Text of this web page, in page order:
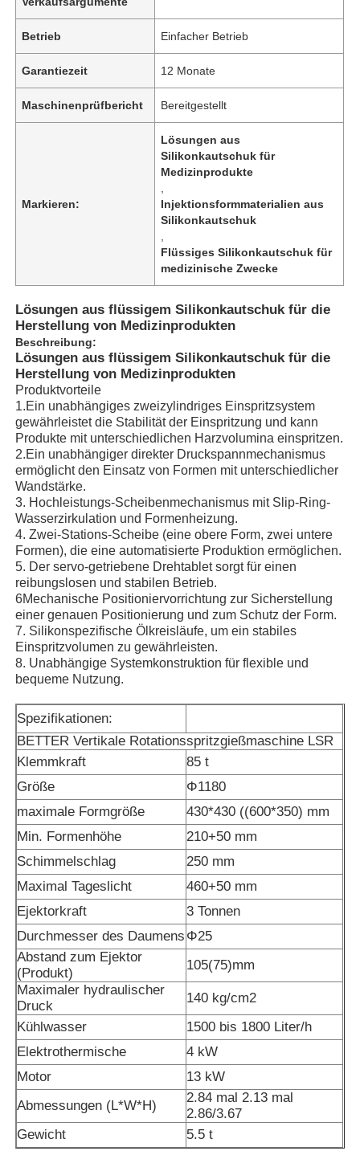
Produkte
Über uns
Fabrik Tour
Qualitätskontrolle
Kontakt
Nachrichten
Alle Fälle
Referenzen
Betrieb Einfacher Betrieb
Garantiezeit 12 Monate
Maschinenprüfbericht Bereitgestellt
Markieren:
Lösungen aus
Silikonkautschuk für
Medizinprodukte
Injektionsformmaterialien aus
Silikonkautschuk
Flüssiges Silikonkautschuk für
medizinische Zwecke
Lösungen aus flüssigem Silikonkautschuk für die
Herstellung von Medizinprodukten
Beschreibung:
Lösungen aus flüssigem Silikonkautschuk für die
Herstellung von Medizinprodukten
Produktvorteile
1.Ein unabhängiges zweizylindriges Einspritzsystem
gewährleistet die Stabilität der Einspritzung und kann
Produkte mit unterschiedlichen Harzvolumina einspritzen.
2.Ein unabhängiger direkter Druckspannmechanismus
ermöglicht den Einsatz von Formen mit unterschiedlicher
Wandstärke.
3. Hochleistungs-Scheibenmechanismus mit Slip-Ring-
Wasserzirkulation und Formenheizung.
4. Zwei-Stations-Scheibe (eine obere Form, zwei untere
Formen), die eine automatisierte Produktion ermöglichen.
5. Der servo-getriebene Drehtablet sorgt für einen
reibungslosen und stabilen Betrieb.
6Mechanische Positioniervorrichtung zur Sicherstellung
einer genauen Positionierung und zum Schutz der Form.
7. Silikonspezifische Ölkreisläufe, um ein stabiles
Einspritzvolumen zu gewährleisten.
8. Unabhängige Systemkonstruktion für flexible und
bequeme Nutzung.
Spezifikationen:
BETTER Vertikale Rotationsspritzgießmaschine LSR
Klemmkraft
85 t
Größe
Φ1180
maximale Formgröße
430*430 ((600*350) mm
Min. Formenhöhe
210+50 mm
Schimmelschlag
250 mm
Maximal Tageslicht
460+50 mm
Ejektorkraft
3 Tonnen
Durchmesser des Daumens Φ25
Abstand zum Ejektor
(Produkt)
105(75)mm
Maximaler hydraulischer
Druck
140 kg/cm2
Kühlwasser
1500 bis 1800 Liter/h
Elektrothermische
4 kW
Motor
13 kW
Abmessungen (L*W*H)
2.84 mal 2.13 mal
2.86/3.67
Gewicht
5.5 t